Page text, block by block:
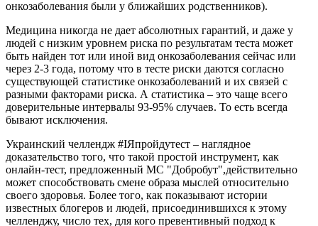
онкозаболевания были у ближайших родственников).
Медицина никогда не дает абсолютных гарантий, и даже у
людей с низким уровнем риска по результатам теста может
быть найден тот или иной вид онкозаболевания сейчас или
через 2-3 года, потому что в тесте риски даются согласно
существующей статистике онкозаболеваний и их связей с
разными факторами риска. А статистика – это чаще всего
доверительные интервалы 93-95% случаев. То есть всегда
бывают исключения.
Украинский челлендж #ІЯпройдутест – наглядное
доказательство того, что такой простой инструмент, как
онлайн-тест, предложенный МС "Добробут",действительно
может способствовать смене образа мыслей относительно
своего здоровья. Более того, как показывают истории
известных блогеров и людей, присоединившихся к этому
челленджу, число тех, для кого превентивный подход к